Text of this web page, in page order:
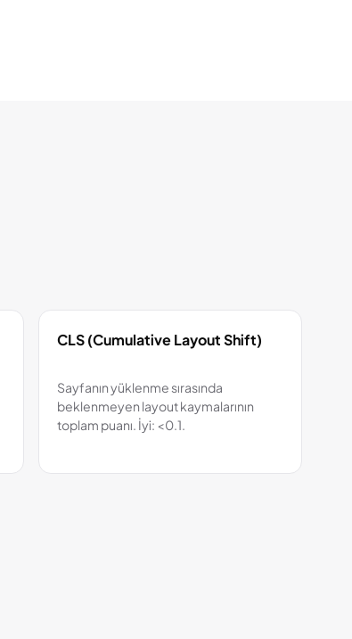
CLS (Cumulative Layout Shift)
Sayfanın yüklenme sırasında
beklenmeyen layout kaymalarının
toplam puanı. İyi: <0.1.